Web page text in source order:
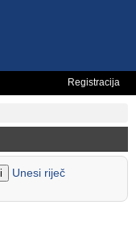
Registracija
Unesi riječ